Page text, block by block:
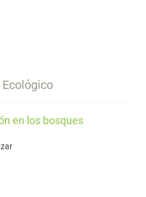
en los bosques